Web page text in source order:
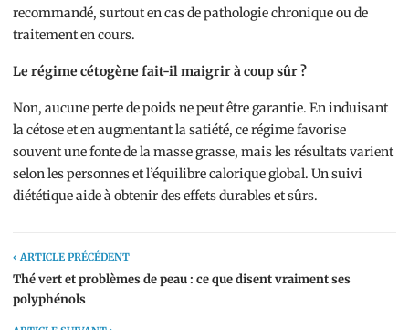
recommandé, surtout en cas de pathologie chronique ou de
traitement en cours.
Le régime cétogène fait-il maigrir à coup sûr ?
Non, aucune perte de poids ne peut être garantie. En induisant
la cétose et en augmentant la satiété, ce régime favorise
souvent une fonte de la masse grasse, mais les résultats varient
selon les personnes et l’équilibre calorique global. Un suivi
diététique aide à obtenir des effets durables et sûrs.
‹ ARTICLE PRÉCÉDENT
Thé vert et problèmes de peau : ce que disent vraiment ses
polyphénols